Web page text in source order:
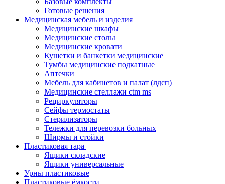
Готовые решения
Медицинская мебель и изделия
Медицинские шкафы
Медицинские столы
Медицинские кровати
Кушетки и банкетки медицинские
Тумбы медицинские подкатные
Аптечки
Мебель для кабинетов и палат (лдсп)
Медицинские стеллажи ctm ms
Рециркуляторы
Сейфы термостаты
Стерилизаторы
Тележки для перевозки больных
Ширмы и стойки
Пластиковая тара
Ящики складские
Ящики универсальные
Урны пластиковые
Пластиковые ёмкости